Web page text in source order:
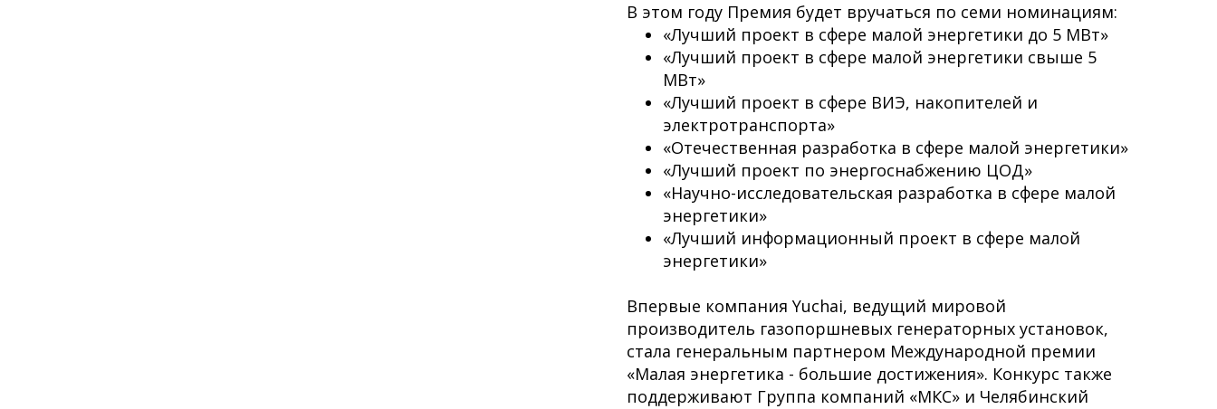
В этом году Премия будет вручаться по семи номинациям:
«Лучший проект в сфере малой энергетики до 5 МВт»
«Лучший проект в сфере малой энергетики свыше 5
МВт»
«Лучший проект в сфере ВИЭ, накопителей и
электротранспорта»
«Отечественная разработка в сфере малой энергетики»
«Лучший проект по энергоснабжению ЦОД»
«Научно-исследовательская разработка в сфере малой
энергетики»
«Лучший информационный проект в сфере малой
энергетики»
Впервые компания Yuchai, ведущий мировой
производитель газопоршневых генераторных установок,
стала генеральным партнером Международной премии
«Малая энергетика - большие достижения». Конкурс также
поддерживают Группа компаний «МКС» и Челябинский